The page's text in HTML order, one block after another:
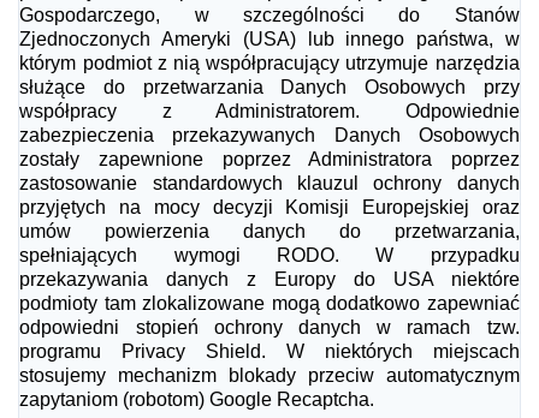
Gospodarczego, w szczególności do Stanów
Zjednoczonych Ameryki (USA) lub innego państwa, w
którym podmiot z nią współpracujący utrzymuje narzędzia
służące do przetwarzania Danych Osobowych przy
współpracy z Administratorem. Odpowiednie
zabezpieczenia przekazywanych Danych Osobowych
zostały zapewnione poprzez Administratora poprzez
zastosowanie standardowych klauzul ochrony danych
przyjętych na mocy decyzji Komisji Europejskiej oraz
umów powierzenia danych do przetwarzania,
spełniających wymogi RODO. W przypadku
przekazywania danych z Europy do USA niektóre
podmioty tam zlokalizowane mogą dodatkowo zapewniać
odpowiedni stopień ochrony danych w ramach tzw.
programu Privacy Shield. W niektórych miejscach
stosujemy mechanizm blokady przeciw automatycznym
zapytaniom (robotom) Google Recaptcha.